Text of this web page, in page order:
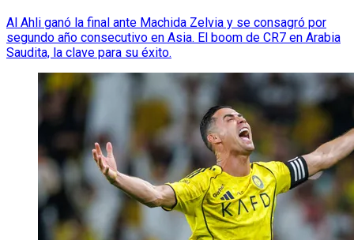
Al Ahli ganó la final ante Machida Zelvia y se consagró por
segundo año consecutivo en Asia. El boom de CR7 en Arabia
Saudita, la clave para su éxito.